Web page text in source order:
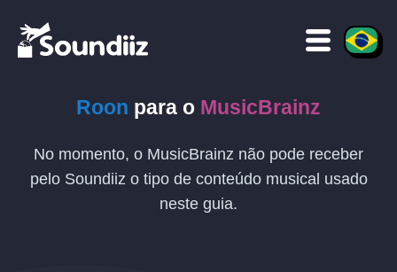
Roon para o MusicBrainz
No momento, o MusicBrainz não pode receber
pelo Soundiiz o tipo de conteúdo musical usado
neste guia.